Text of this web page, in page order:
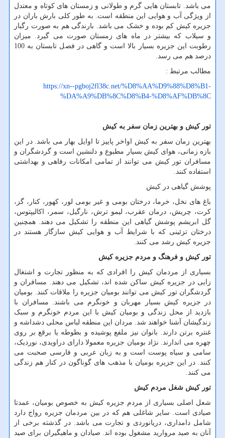
می باشد. تابستان هایی گرم و طولانی و زمستان های کوتاه و معتدل
از ویژگی آب و هوایی این منطقه است. به طور کلی بارش باران در
جزیره کیش کم بوده و خشک می باشد. بارندگی هم به صورت رگبار
و سیلاب که بیشتر در ماه های زمستان صورت می گیرد. میزان
رطوبت این جزیره بسیار بالا است و گاهی در فصل تابستان به 100
درصد هم می رسد.
مطالب مرتبط :
https://xn--pgboj2fl38c.net/%D8%AA%D9%88%D8%B1-
%DA%A9%DB%8C%D8%B4-%D8%AF%DB%8C
تور کیش و بهترین زمان سفر به کیش
بهترین زمان سفر به کیش اواخر پاییز تا اوایل بهار می باشد. در این
بازه زمانی، هوای کیش بسیار مطبوع و دلنشین است و گردشگران و
مسافران تور کیش می توانند از تمامی امکانات رفاهی و بهداشتی
استفاده کنند.
پوشش گیاهی در کیش
باغ های نخل، خرما، درختان بومی و غیر بومی لور، کهور، کنار، گز،
کرت، چریش، درمان عقرب، لیمو ترش، نارگیل، سمر، اکالیپتوس،
گل ابریشم پوشش گیاهی این منطقه را تشکیل می دهند. همچنین
درختان تزئینی که با شرایط آب و هوایی کیش سازگار هستند در
جزیره کیش رشد می کنند.
تور کیش و فرهنگ و مردم جزیره کیش
بسیاری از مردمان کیش را افرادی که به منظور تجارت و اشتغال
زایی در جزیره کیش ساکن شده اند، تشکیل می دهند. مسافران و
گردشگران تور کیش می توانند بومیان جزیره را ملاقات کنند. بومیان
در جزیره کیش بسیار مهربان و خونگرم می باشند. مسافران با
بازدید از محل زندگی و بومیان کیش با این مردم خونگرم و سبک
زندگیشان آشنا خواهند شد. مردان این منطقه لباس محلی دشداشه و
غنتره برتن دارند. بانوان نیز ملفع پوشیده و بطوطه یا برقع بر روی
چهره می اندارند. نژاد بومیان جزیره معمولا دارای دراویدی، نوردیک،
سامی و سیاه پوست است و به زبان عربی و فارسی صحبت می
کنند. در این جزیره بومیان با مذهب های گوناگون در کنار هم زندگی
می کنند.
تور کیش شغل مردم کیش
شعل اصلی بسیاری از مردم جزیره کیش به خصوص بومیان، عمدتا
صیادی است. سایر شاغلی هم که در بین مردمان جزیره رواج دارد
شامل دامداری، دریانوردی و تجارت می باشد. در گذشته برخی از
آنان به صید مروارید مشغول بوده اند. صیادان و ماهیگیران برای صید